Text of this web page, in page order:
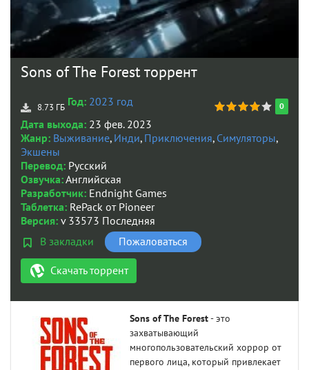
Sons of The Forest торрент
0
8.73 ГБ Год: 2023 год
Дата выхода: 23 фев. 2023
Жанр: Выживание, Инди, Приключения, Симуляторы,
Экшены
Перевод: Русский
Озвучка:Английская
Разработчик: Endnight Games
Таблетка: RePack от Pioneer
Версия: v 33573 Последняя
В закладки
Пожаловаться
Скачать торрент
Sons of The Forest- это
захватывающий
многопользовательский хоррор от
первого лица, который привлекает